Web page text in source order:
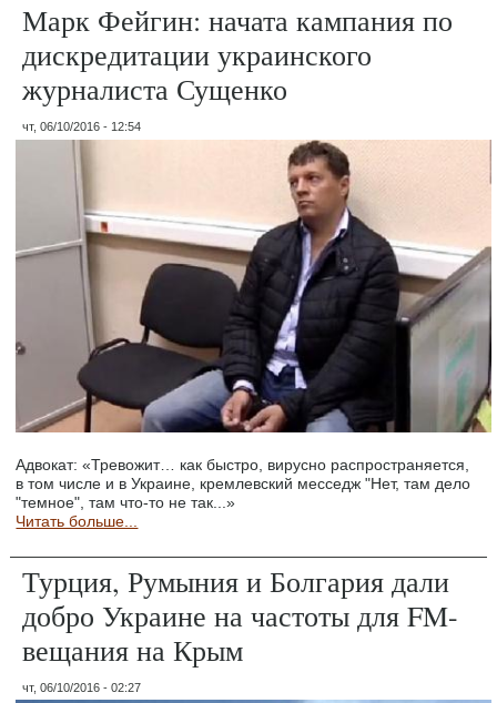
Марк Фейгин: начата кампания по
дискредитации украинского
журналиста Сущенко
чт, 06/10/2016 - 12:54
Адвокат: «Тревожит… как быстро, вирусно распространяется,
в том числе и в Украине, кремлевский месседж "Нет, там дело
"темное", там что-то не так...»
Читать больше...
Турция, Румыния и Болгария дали
добро Украине на частоты для FM-
вещания на Крым
чт, 06/10/2016 - 02:27